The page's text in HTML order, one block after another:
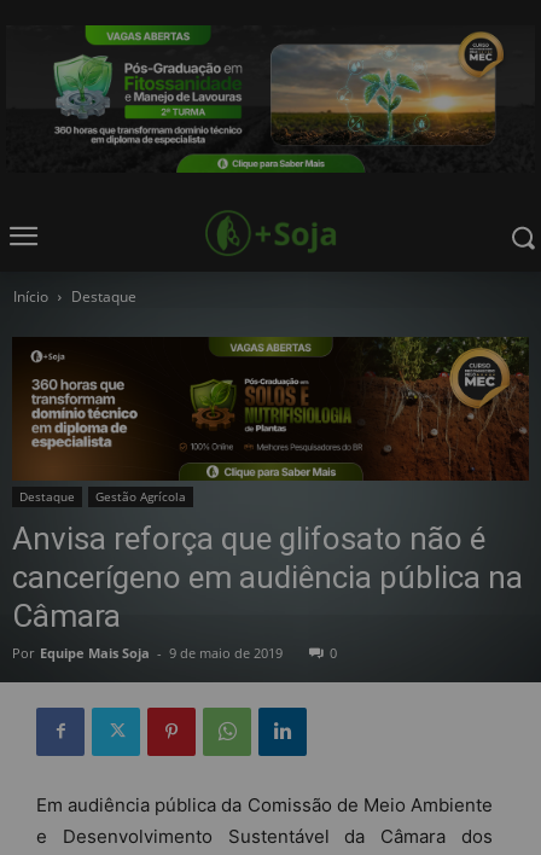
Início Destaque
Destaque Gestão Agrícola
Anvisa reforça que glifosato não é
cancerígeno em audiência pública na
Câmara
Por Equipe Mais Soja - 9 de maio de 2019 0
Em audiência pública da Comissão de Meio Ambiente
e Desenvolvimento Sustentável da Câmara dos